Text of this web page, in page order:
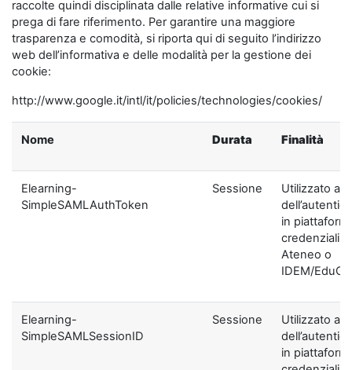
raccolte quindi disciplinata dalle relative informative cui si
prega di fare riferimento. Per garantire una maggiore
trasparenza e comodità, si riporta qui di seguito l’indirizzo
web dell’informativa e delle modalità per la gestione dei
cookie:
http://www.google.it/intl/it/policies/technologies/cookies/
Nome Durata Finalità
Elearning-
SimpleSAMLAuthToken
Sessione
Utilizzato ai
in
credenziali di
Ateneo o
IDEM/
Elearning-
SimpleSAMLSessionID
Sessione
Utilizzato ai
in